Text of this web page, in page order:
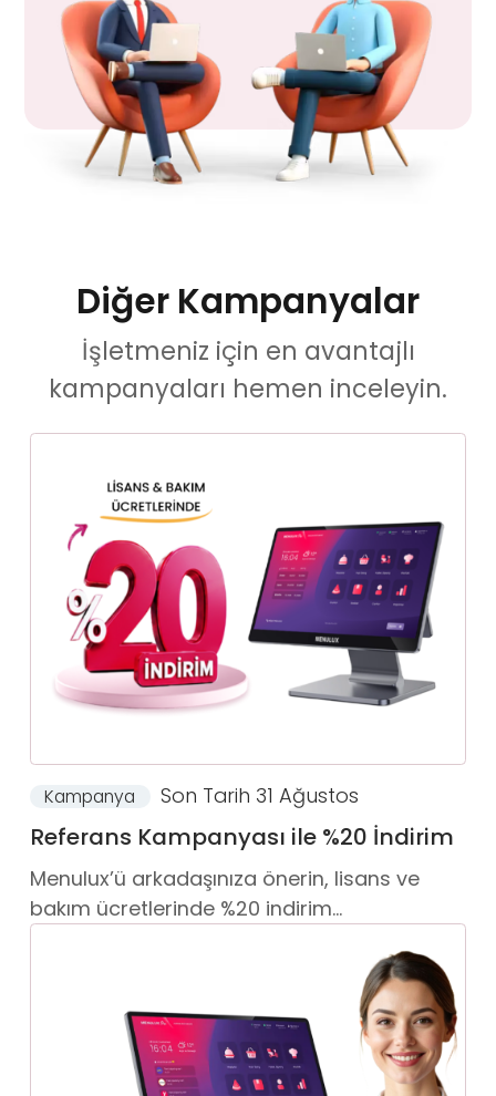
Diğer Kampanyalar
İşletmeniz için en avantajlı
kampanyaları hemen inceleyin.
Kampanya Son Tarih 31 Ağustos
Referans Kampanyası ile %20 İndirim
Menulux’ü arkadaşınıza önerin, lisans ve
bakım ücretlerinde %20 indirim...